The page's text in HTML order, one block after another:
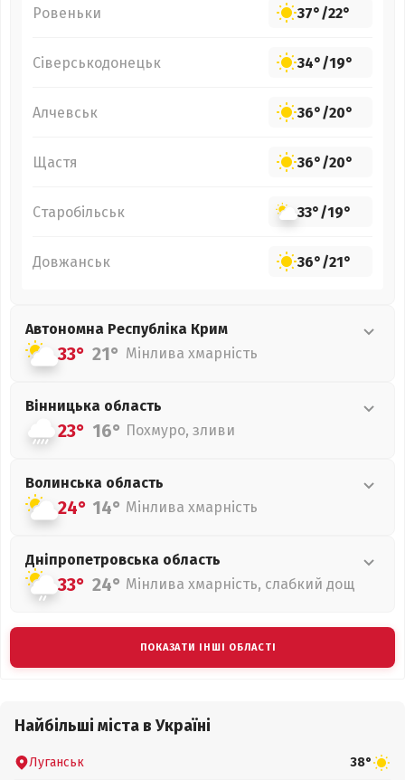
Ровеньки 37°/22°
Сіверськодонецьк 34°/19°
Алчевськ 36°/20°
Щастя 36°/20°
Старобільськ 33°/19°
Довжанськ 36°/21°
Автономна Республіка Крим
33° 21° Мінлива хмарність
Вінницька область
23° 16° Похмуро, зливи
Волинська область
24° 14° Мінлива хмарність
Дніпропетровська область
33° 24° Мінлива хмарність, слабкий дощ
ПОКАЗАТИ ІНШІ ОБЛАСТІ
Найбільші міста в Україні
Луганськ 38°